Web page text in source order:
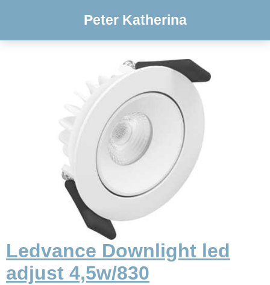
Peter Katherina
Ledvance Downlight led
adjust 4,5w/830